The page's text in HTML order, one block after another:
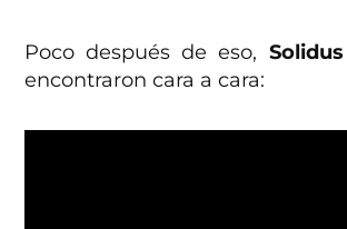
Poco después de eso, Solidus
encontraron cara a cara: